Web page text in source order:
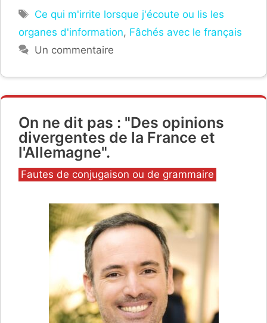
Étiquettes
Ce qui m'irrite lorsque j'écoute ou lis les
organes d'information, Fâchés avec le français
Un commentaire
On ne dit pas : "Des opinions
divergentes de la France et
l'Allemagne".
Catégories
Fautes de conjugaison ou de grammaire